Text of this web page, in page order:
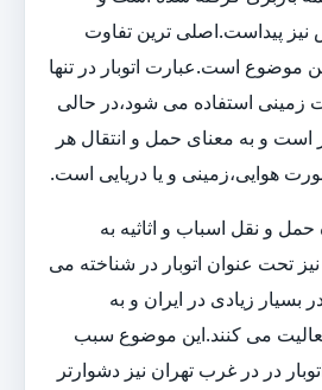
پیداست.اصلی ترین تفاوت
موضوع است.عبارت اتوبار در تنها
زمینی استفاده می شود،در حالی
است و به معنای حمل و انتقال هر
هوایی،زمینی و یا دریایی است.
و نقل اسباب و اثاثیه به
تحت عنوان اتوبار در شناخته می
بسیار زیادی در ایران و به
می کنند.این موضوع سبب
در در غرب تهران نیز دشوارتر